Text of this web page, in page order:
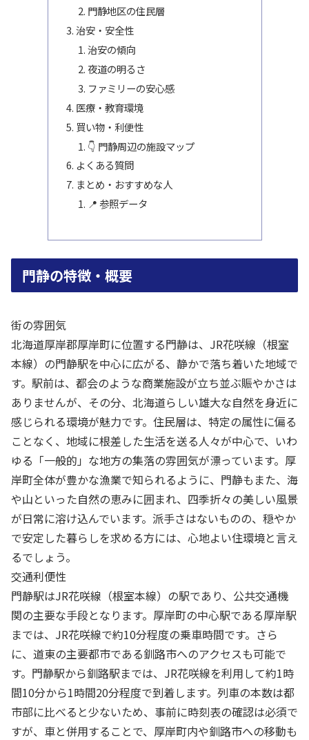
門静地区の住民層
治安・安全性
治安の傾向
夜道の明るさ
ファミリーの安心感
医療・教育環境
買い物・利便性
👇 門静周辺の施設マップ
よくある質問
まとめ・おすすめな人
📍 参照データ
門静の特徴・概要
街の雰囲気
北海道厚岸郡厚岸町に位置する門静は、JR花咲線（根室
本線）の門静駅を中心に広がる、静かで落ち着いた地域で
す。駅前は、都会のような商業施設が立ち並ぶ賑やかさは
ありませんが、その分、北海道らしい雄大な自然を身近に
感じられる環境が魅力です。住民層は、特定の属性に偏る
ことなく、地域に根差した生活を送る人々が中心で、いわ
ゆる「一般的」な地方の集落の雰囲気が漂っています。厚
岸町全体が豊かな漁業で知られるように、門静もまた、海
や山といった自然の恵みに囲まれ、四季折々の美しい風景
が日常に溶け込んでいます。派手さはないものの、穏やか
で安定した暮らしを求める方には、心地よい住環境と言え
るでしょう。
交通利便性
門静駅はJR花咲線（根室本線）の駅であり、公共交通機
関の主要な手段となります。厚岸町の中心駅である厚岸駅
までは、JR花咲線で約10分程度の乗車時間です。さら
に、道東の主要都市である釧路市へのアクセスも可能で
す。門静駅から釧路駅までは、JR花咲線を利用して約1時
間10分から1時間20分程度で到着します。列車の本数は都
市部に比べると少ないため、事前に時刻表の確認は必須で
すが、車と併用することで、厚岸町内や釧路市への移動も